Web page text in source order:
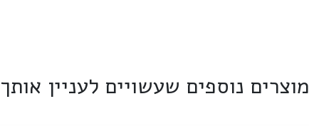
מוצרים נוספים שעשויים לעניין אותך